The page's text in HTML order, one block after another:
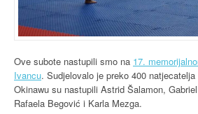
Ove subote nastupili smo na 17.
Ivancu. Sudjelovalo je preko 400
Okinawu su nastupili Astrid Šalamon,
Rafaela Begović i Karla Mezga.